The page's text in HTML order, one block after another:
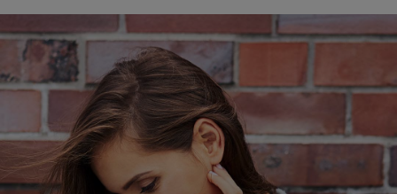
Pentru tine
Pentru companii
Pentru întreaga lume